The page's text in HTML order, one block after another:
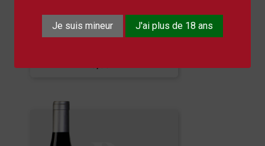
Je suis mineur J'ai plus de 18 ans